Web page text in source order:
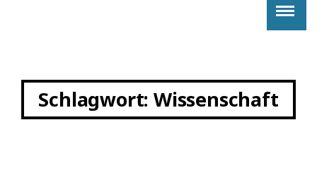
Schlagwort: Wissenschaft